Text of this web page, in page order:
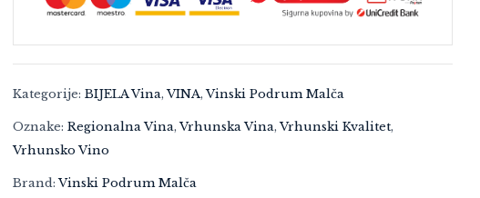
Kategorije:BIJELA Vina,VINA,Vinski Podrum Malča
Oznake:Regionalna Vina,Vrhunska Vina,Vrhunski Kvalitet,
Vrhunsko Vino
Brand:Vinski Podrum Malča